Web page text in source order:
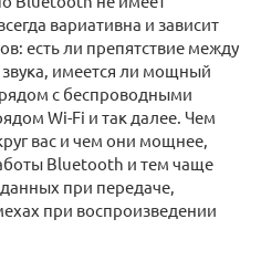
вариативна и зависит
есть ли препятствие между
имеется ли мощный
с беспроводными
Wi-Fi и так далее. Чем
вас и чем они мощнее,
Bluetooth и тем чаще
при передаче,
при воспроизведении